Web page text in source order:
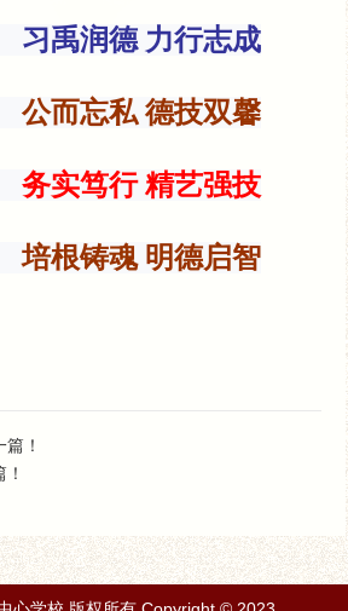
习禹润德 力行志成
公而忘私 德技双馨
务实笃行 精艺强技
培根铸魂 明德启智
！